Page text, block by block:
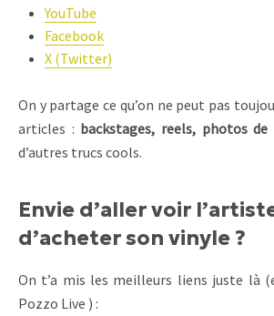
YouTube
Facebook
X (Twitter)
On y partage ce qu’on ne peut pas
articles : backstages, reels, photos de
d’autres trucs cools.
Envie d’aller voir
d’acheter son vinyle ?
On t’a mis les meilleurs liens juste là
Pozzo Live ) :